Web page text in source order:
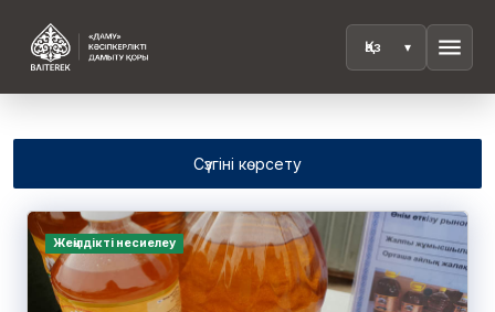
menu
Сүзгіні көрсету
Жеңілдікті несиелеу